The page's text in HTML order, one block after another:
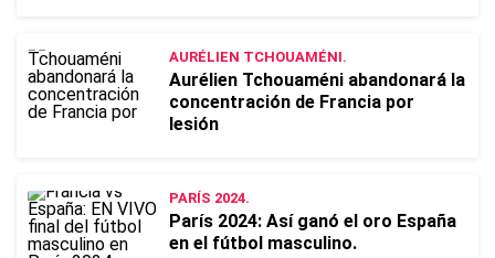
AURÉLIEN TCHOUAMÉNI.
Aurélien Tchouaméni abandonará la
concentración de Francia por
lesión
PARÍS 2024.
París 2024: Así ganó el oro España
en el fútbol masculino.